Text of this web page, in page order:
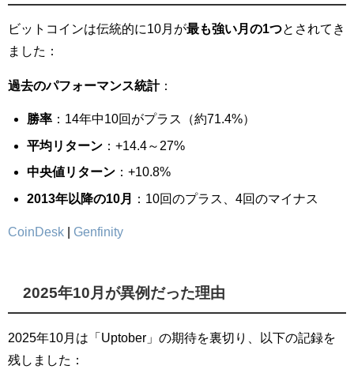
ビットコインは伝統的に10月が最も強い月の1つとされてき
ました：
過去のパフォーマンス統計：
勝率 ：14年中10回がプラス（約71.4%）
平均リターン ：+14.4～27%
中央値リターン ：+10.8%
2013年以降の10月 ：10回のプラス、4回のマイナス
CoinDesk Genfinity
2025年10月が異例だった理由
2025年10月は「Uptober」の期待を裏切り、以下の記録を
残しました：